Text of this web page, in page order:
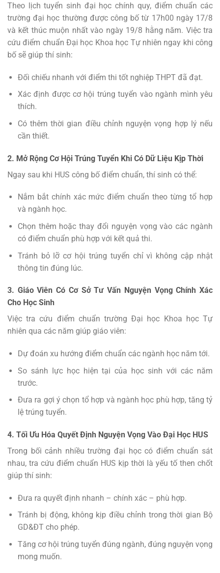
Theo lịch tuyển sinh đại học chính quy, điểm chuẩn các
trường đại học thường được công bố từ 17h00 ngày 17/8
và kết thúc muộn nhất vào ngày 19/8 hằng năm. Việc tra
cứu điểm chuẩn Đại học Khoa học Tự nhiên ngay khi công
bố sẽ giúp thí sinh:
Đối chiếu nhanh với điểm thi tốt nghiệp THPT đã đạt.
Xác định được cơ hội trúng tuyển vào ngành mình yêu
thích.
Có thêm thời gian điều chỉnh nguyện vọng hợp lý nếu
cần thiết.
2. Mở Rộng Cơ Hội Trúng Tuyển Khi Có Dữ Liệu Kịp Thời
Ngay sau khi HUS công bố điểm chuẩn, thí sinh có thể:
Nắm bắt chính xác mức điểm chuẩn theo từng tổ hợp
và ngành học.
Chọn thêm hoặc thay đổi nguyện vọng vào các ngành
có điểm chuẩn phù hợp với kết quả thi.
Tránh bỏ lỡ cơ hội trúng tuyển chỉ vì không cập nhật
thông tin đúng lúc.
3. Giáo Viên Có Cơ Sở Tư Vấn Nguyện Vọng Chính Xác
Cho Học Sinh
Việc tra cứu điểm chuẩn trường Đại học Khoa học Tự
nhiên qua các năm giúp giáo viên:
Dự đoán xu hướng điểm chuẩn các ngành học năm tới.
So sánh lực học hiện tại của học sinh với các năm
trước.
Đưa ra gợi ý chọn tổ hợp và ngành học phù hợp, tăng tỷ
lệ trúng tuyển.
4. Tối Ưu Hóa Quyết Định Nguyện Vọng Vào Đại Học HUS
Trong bối cảnh nhiều trường đại học có điểm chuẩn sát
nhau, tra cứu điểm chuẩn HUS kịp thời là yếu tố then chốt
giúp thí sinh:
Đưa ra quyết định nhanh – chính xác – phù hợp.
Tránh bị động, không kịp điều chỉnh trong thời gian Bộ
GD&ĐT cho phép.
Tăng cơ hội trúng tuyển đúng ngành, đúng nguyện vọng
mong muốn.